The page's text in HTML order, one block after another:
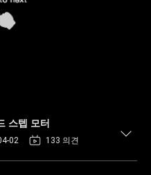
스텝 모터
02 133 의견